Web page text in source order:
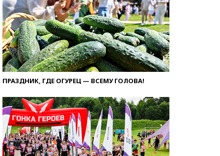
ПРАЗДНИК, ГДЕ ОГУРЕЦ — ВСЕМУ ГОЛОВА!